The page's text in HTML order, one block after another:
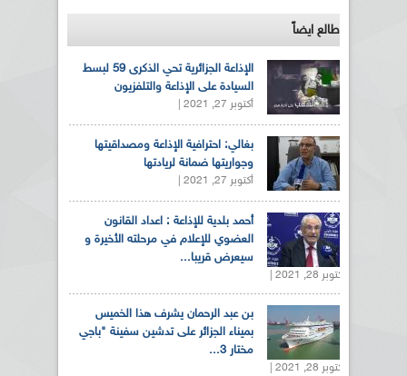
طالع ايضاً
الإذاعة الجزائرية تحي الذكرى 59 لبسط
السيادة على الإذاعة والتلفزيون
أكتوبر 27, 2021 |
بغالي: احترافية الإذاعة ومصداقيتها
وجواريتها ضمانة لريادتها
أكتوبر 27, 2021 |
أحمد بلدية للإذاعة : اعداد القانون
العضوي للإعلام في مرحلته الأخيرة و
سيعرض قريبا...
أكتوبر 28, 2021 |
بن عبد الرحمان يشرف هذا الخميس
بميناء الجزائر على تدشين سفينة "باجي
مختار 3...
أكتوبر 28, 2021 |